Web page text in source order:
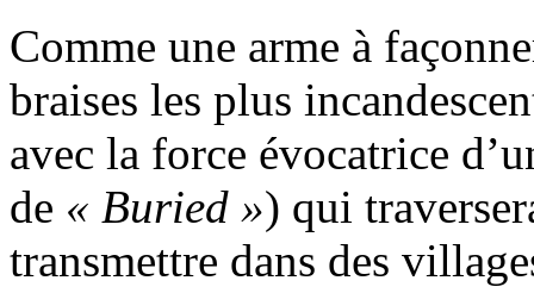
Comme une arme à
braises les plus
avec la force évocatrice
de « Buried ») qui
transmettre dans des